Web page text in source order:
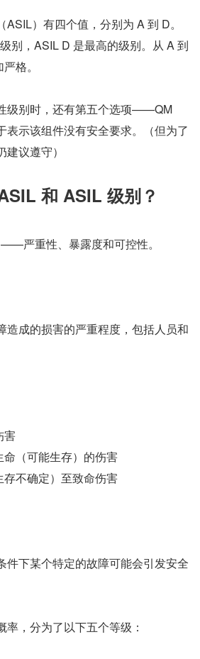
）有四个值，分别为 A 到 D。
别，ASIL D 是最高的级别。从 A 到
格。
级别时，还有第五个选项——QM
表示该组件没有安全要求。（但为了
议遵守）
和 ASIL 级别？
严重性、暴露度和可控性。
造成的损害的严重程度，包括人员和
害
命（可能生存）的伤害
存不确定）至致命伤害
件下某个特定的故障可能会引发安全
，分为了以下五个等级：